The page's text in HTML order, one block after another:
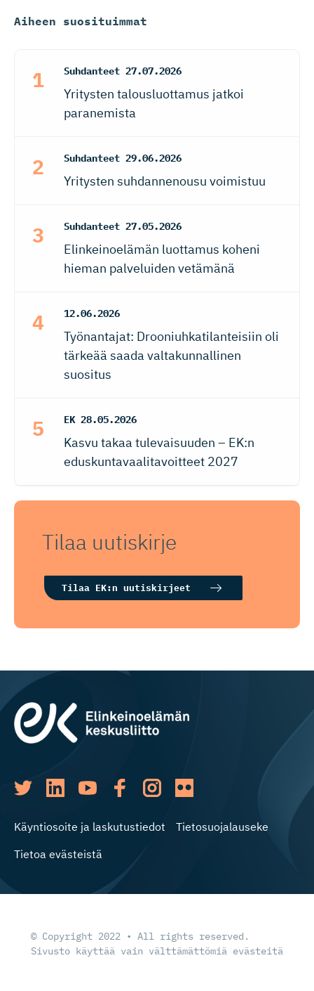
Aiheen suosituimmat
Suhdanteet 27.07.2026
Yritysten talousluottamus jatkoi
paranemista
Suhdanteet 29.06.2026
Yritysten suhdannenousu voimistuu
Suhdanteet 27.05.2026
Elinkeinoelämän luottamus koheni
hieman palveluiden vetämänä
12.06.2026
Työnantajat: Drooniuhkatilanteisiin oli
tärkeää saada valtakunnallinen
suositus
EK 28.05.2026
Kasvu takaa tulevaisuuden – EK:n
eduskuntavaalitavoitteet 2027
Tilaa uutiskirje
Tilaa EK:n uutiskirjeet
Käyntiosoite ja laskutustiedot
Tietosuojalauseke
Tietoa evästeistä
© Copyright 2022 • All rights reserved.
Sivusto käyttää vain välttämättömiä evästeitä